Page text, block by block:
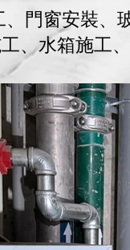
門窗安裝、
、水箱施工